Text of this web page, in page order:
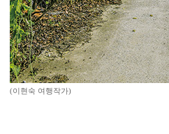
(이현숙 여행작가)